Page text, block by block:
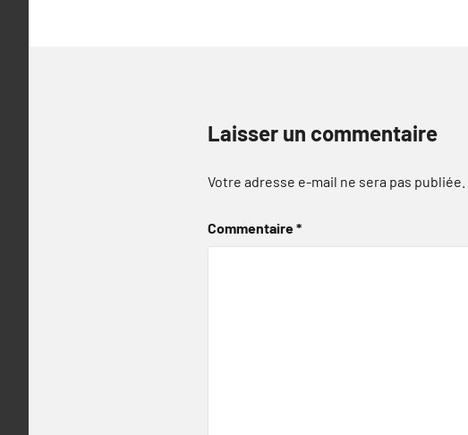
Laisser un commentaire
Votre adresse e-mail ne sera pas publiée.
Commentaire*